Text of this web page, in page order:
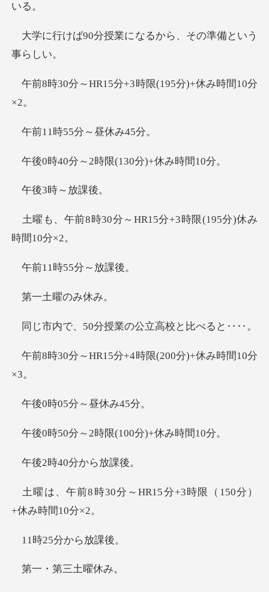
授業になるから、その
15分+3時限(195
時55分～
2時限(130分)
3時～
～HR15分+3時限(1
1時55
土曜の
0分授業の公立高
15分+4時限(200
05分～昼
2時限(100分)
時40分
HR15分+3時限（150
25分か
・第三